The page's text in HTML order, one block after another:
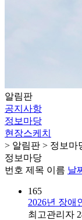
알림판
공지사항
정보마당
현장스케치
> 알림판 > 정보마
정보마당
번호 제목 이름 날
165
2026년 장
최고관리자